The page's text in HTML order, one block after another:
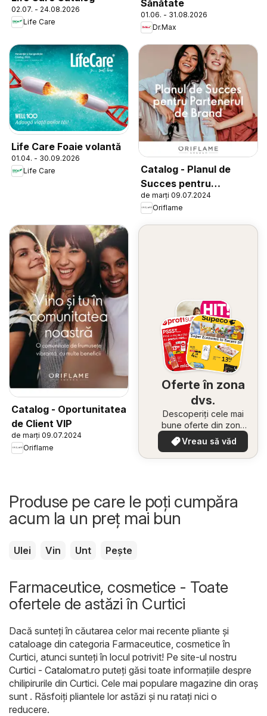
02.07. - 24.08.2026
Life Care
Sănătate
01.06. - 31.08.2026
Dr.Max
Life Care Foaie volantă
01.04. - 30.09.2026
Life Care
Catalog - Planul de
Succes pentru
Partenerul de Brand
de marți 09.07.2024
Oriflame
Catalog - Oportunitatea
de Client VIP
de marți 09.07.2024
Oriflame
Oferte în zona
dvs.
Descoperiți cele mai
bune oferte din zona
dumneavoastră
Vreau să văd
Produse pe care le poți cumpăra
acum la un preț mai bun
Ulei Vin Unt Pește
Farmaceutice, cosmetice - Toate
ofertele de astăzi în Curtici
Dacă sunteți în căutarea celor mai recente pliante și
cataloage din categoria Farmaceutice, cosmetice în
Curtici, atunci sunteți în locul potrivit! Pe site-ul nostru
Curtici - Catalomat.ro puteți găsi toate informațiile despre
chilipirurile din Curtici. Cele mai populare magazine din oraș
sunt . Răsfoiți pliantele lor astăzi și nu ratați nici o
reducere.